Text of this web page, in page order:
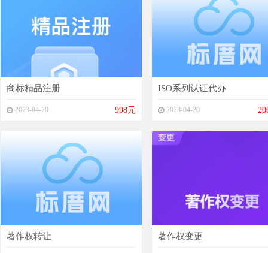
商标精品注册
2023-04-20 998元
ISO系列认证代办
2023-04-20
著作权转让 著作权变更